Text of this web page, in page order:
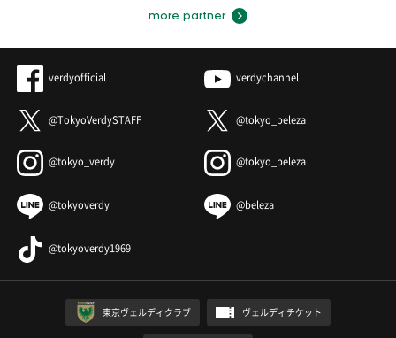
more partner
verdyofficial verdychannel
@TokyoVerdySTAFF @tokyo_beleza
@tokyo_verdy @tokyo_beleza
@tokyoverdy @beleza
@tokyoverdy1969
東京ヴェルディクラブ ヴェルディチケット